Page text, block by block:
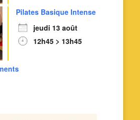
Pilates Basique Intense
jeudi 13 août
12h45 > 13h45